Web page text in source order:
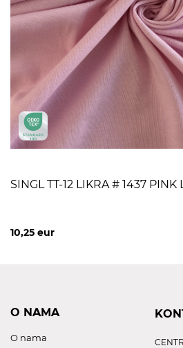
SINGL TT-12 LIKRA # 1437 PINK
10,25 eur
O NAMA
O nama